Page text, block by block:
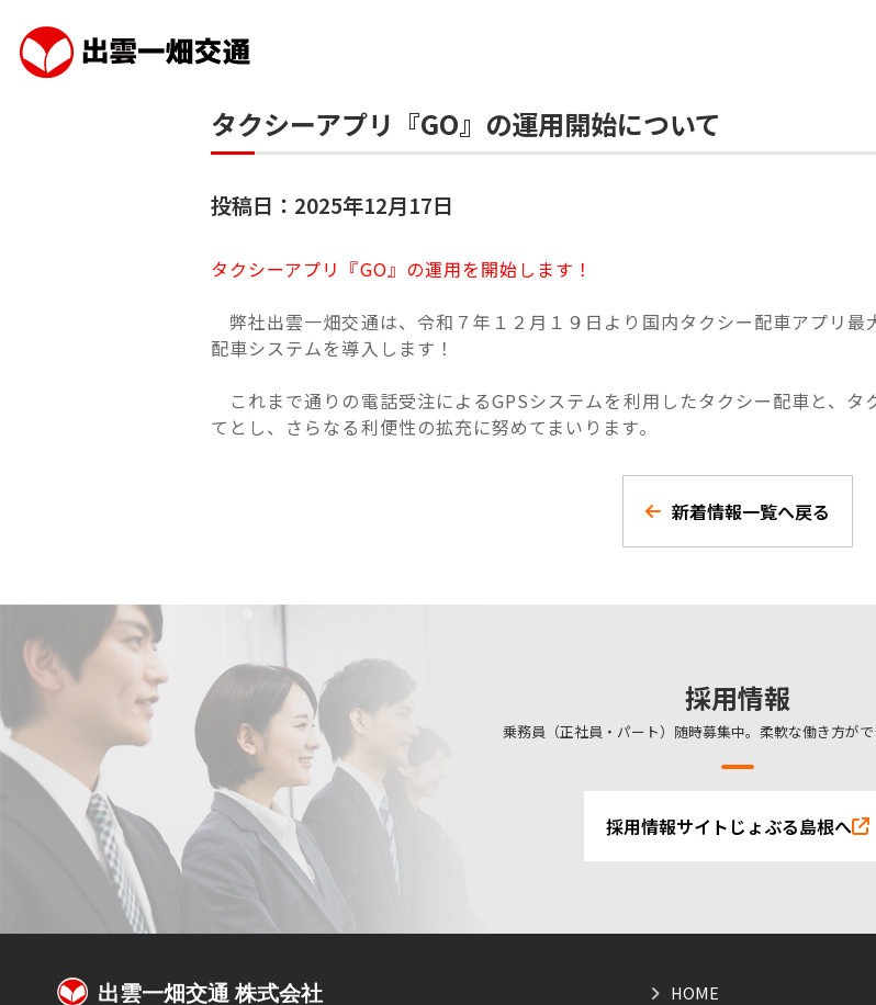
タクシーアプリ『GO』の運用開始について
投稿日：2025年12月17日
タクシーアプリ『GO』の運用を開始します！
弊社出雲一畑交通は、令和７年１２月１９日より国内タクシー配車アプリ最
配車システムを導入します！
これまで通りの電話受注によるGPSシステムを利用したタクシー配車と、
てとし、さらなる利便性の拡充に努めてまいります。
新着情報一覧へ戻る
採用情報
乗務員（正社員・パート）随時募集中。柔軟な働き方がで
採用情報サイトじょぶる島根へ
HOME